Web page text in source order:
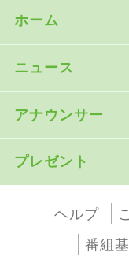
ホーム
ニュース
アナウンサー
プレゼント
ヘルプ
番組